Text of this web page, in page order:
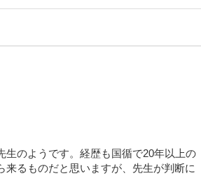
のようです。経歴も国循で20年以上の
るものだと思いますが、先生が判断に